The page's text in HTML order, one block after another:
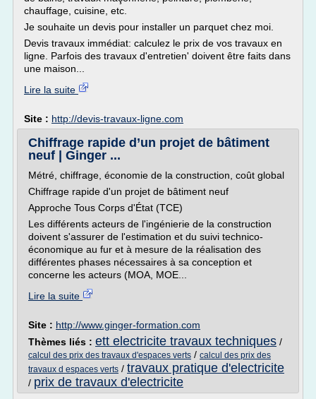
chauffage, cuisine, etc.
Je souhaite un devis pour installer un parquet chez moi.
Devis travaux immédiat: calculez le prix de vos travaux en
ligne. Parfois des travaux d'entretien' doivent être faits dans
une maison...
Lire la suite
Site : http://devis-travaux-ligne.com
Chiffrage rapide d’un projet de bâtiment
neuf | Ginger ...
Métré, chiffrage, économie de la construction, coût global
Chiffrage rapide d'un projet de bâtiment neuf
Approche Tous Corps d'État (TCE)
Les différents acteurs de l'ingénierie de la construction
doivent s'assurer de l'estimation et du suivi technico-
économique au fur et à mesure de la réalisation des
différentes phases nécessaires à sa conception et
concerne les acteurs (MOA, MOE...
Lire la suite
Site : http://www.ginger-formation.com
Thèmes liés : ett electricite travaux techniques /
calcul des prix des travaux d'espaces verts / calcul des prix des
travaux d espaces verts / travaux pratique d'electricite
/ prix de travaux d'electricite